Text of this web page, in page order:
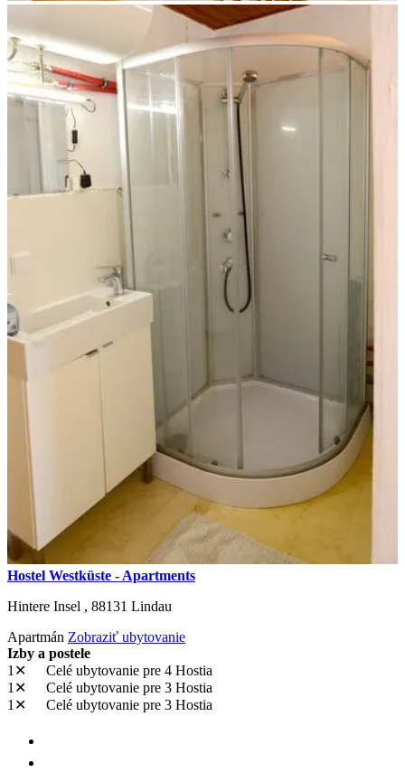
Hostel Westküste - Apartments
Hintere Insel , 88131 Lindau
Apartmán Zobraziť ubytovanie
Izby a postele
1✕
Celé ubytovanie pre 4 Hostia
1✕
Celé ubytovanie pre 3 Hostia
1✕
Celé ubytovanie pre 3 Hostia